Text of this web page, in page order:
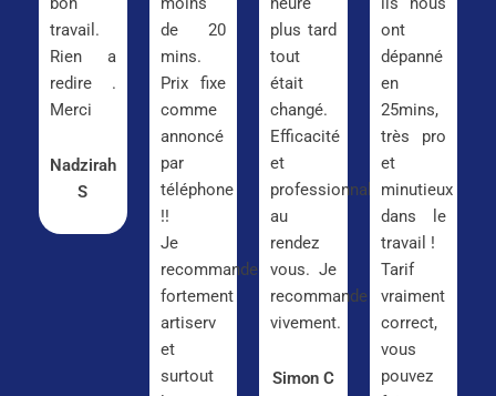
travail.
Rien a
redire .
Merci
Nadzirah
S
de 20
mins.
Prix fixe
comme
annoncé
par
téléphone
!!
Je
recommande
fortement
artiserv
et
surtout
plus tard
tout
était
changé.
Efficacité
et
professionnalisme
au
rendez
vous. Je
recommande
vivement.
Simon C
ont
dépanné
en
25mins,
très pro
et
minutieux
dans le
travail !
Tarif
vraiment
correct,
vous
pouvez